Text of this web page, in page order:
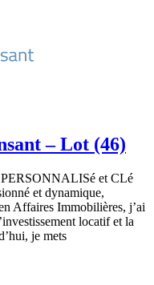
– Lot (46)
et CLé
et dynamique,
Affaires Immobilières, j’ai
locatif et la
je mets